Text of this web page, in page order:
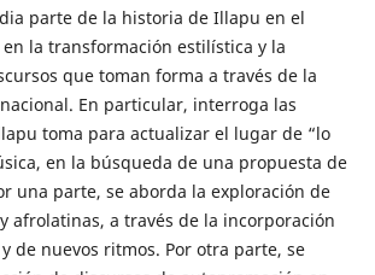
parte de la historia de Illapu en el
la transformación estilística y la
que toman forma a través de la
En particular, interroga las
toma para actualizar el lugar de “lo
en la búsqueda de una propuesta de
una parte, se aborda la exploración de
afrolatinas, a través de la incorporación
de nuevos ritmos. Por otra parte, se